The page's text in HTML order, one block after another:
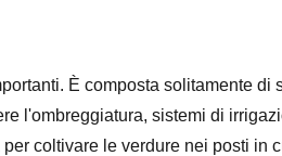
È composta solitamente di
l'ombreggiatura, sistemi di
coltivare le verdure nei posti in